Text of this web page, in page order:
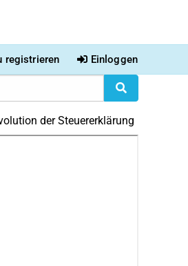
registrieren Einloggen
der Steuererklärung